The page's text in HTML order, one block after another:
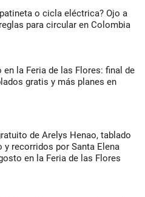
o cicla eléctrica? Ojo a
para circular en Colombia
en la Feria de las Flores: final de
gratis y más planes en
de Arelys Henao, tablado
y recorridos por Santa Elena
en la Feria de las Flores